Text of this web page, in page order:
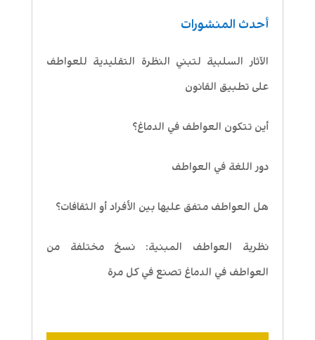
أحدث المنشورات
الآثار السلبية لتبني النظرة التقليدية للعواطف
على تطبيق القانون
أين تتكون العواطف في الدماغ؟
دور اللغة في العواطف
هل العواطف متفق عليها بين الأفراد أو الثقافات؟
نظرية العواطف المبنية: نسخ مختلفة من
العواطف في الدماغ تصنع في كل مرة